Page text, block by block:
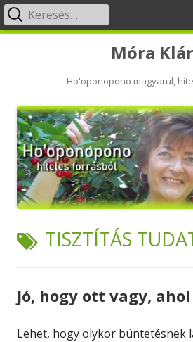
Móra
Ho'oponopono magyarul,
Primary
Keresés:
TAG:
TISZTÍTÁS
Jó, hogy ott vagy,
Lehet, hogy olykor büntetésnek